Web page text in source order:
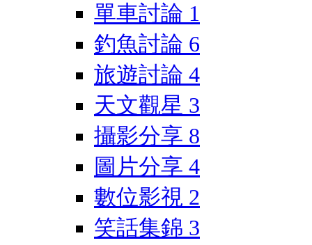
單車討論 1
釣魚討論 6
旅遊討論 4
天文觀星 3
攝影分享 8
圖片分享 4
數位影視 2
笑話集錦 3